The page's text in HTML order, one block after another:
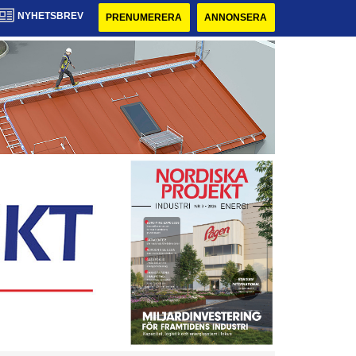
NYHETSBREV PRENUMERERA ANNONSERA